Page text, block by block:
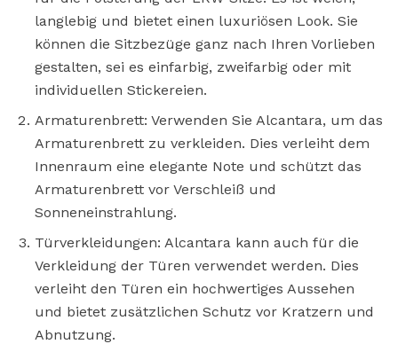
langlebig und bietet einen luxuriösen Look. Sie
können die Sitzbezüge ganz nach Ihren Vorlieben
gestalten, sei es einfarbig, zweifarbig oder mit
individuellen Stickereien.
Armaturenbrett: Verwenden Sie Alcantara, um das
Armaturenbrett zu verkleiden. Dies verleiht dem
Innenraum eine elegante Note und schützt das
Armaturenbrett vor Verschleiß und
Sonneneinstrahlung.
Türverkleidungen: Alcantara kann auch für die
Verkleidung der Türen verwendet werden. Dies
verleiht den Türen ein hochwertiges Aussehen
und bietet zusätzlichen Schutz vor Kratzern und
Abnutzung.